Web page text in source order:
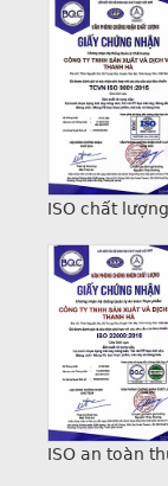
ISO chất
ISO an toàn